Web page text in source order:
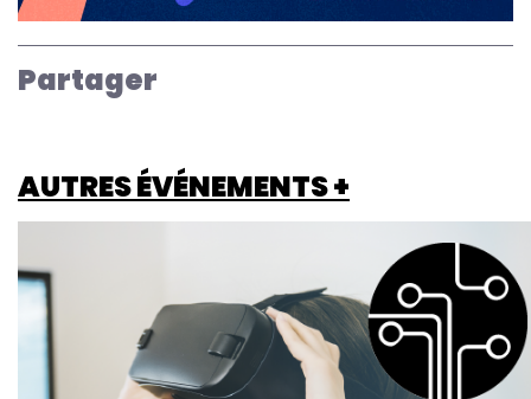
Partager
AUTRES ÉVÉNEMENTS +